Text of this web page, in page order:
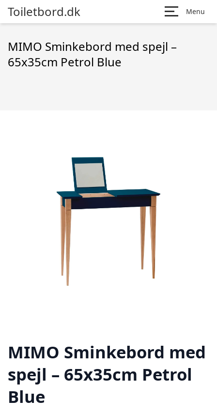
Toiletbord.dk Menu
MIMO Sminkebord med spejl –
65x35cm Petrol Blue
MIMO Sminkebord med
spejl – 65x35cm Petrol
Blue